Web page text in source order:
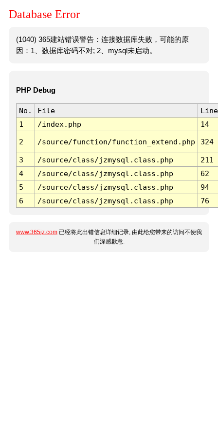
Database Error
(1040) 365建站错误警告：连接数据库失败，可能的原
因：1、数据库密码不对; 2、mysql未启动。
PHP Debug
No. File
Line
1
/index.php 14
2 /source/function/function_extend.php 324
3 /source/class/jzmysql.class.php
211
4
/source/class/jzmysql.class.php
62
5
/source/class/jzmysql.class.php
94
6
/source/class/jzmysql.class.php 76
www.365jz.com 已经将此出错信息详细记录, 由此给您带来的访问不便我
们深感歉意.